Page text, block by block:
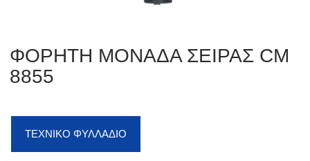
ΦΟΡΗΤΗ ΜΟΝΑΔΑ ΣΕΙΡΑΣ CM
8855
ΤΕΧΝΙΚΟ ΦΥΛΛΑΔΙΟ